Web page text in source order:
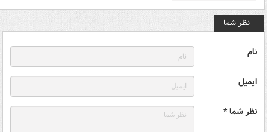
نظر شما
نام
ایمیل
نظر شما *